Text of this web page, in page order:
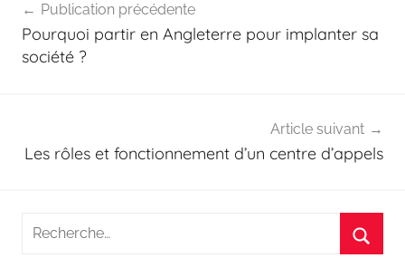
de
l’article
Publication précédente
Pourquoi partir en Angleterre pour implanter sa
société ?
Article suivant
Les rôles et fonctionnement d’un centre d’appels
Recherche